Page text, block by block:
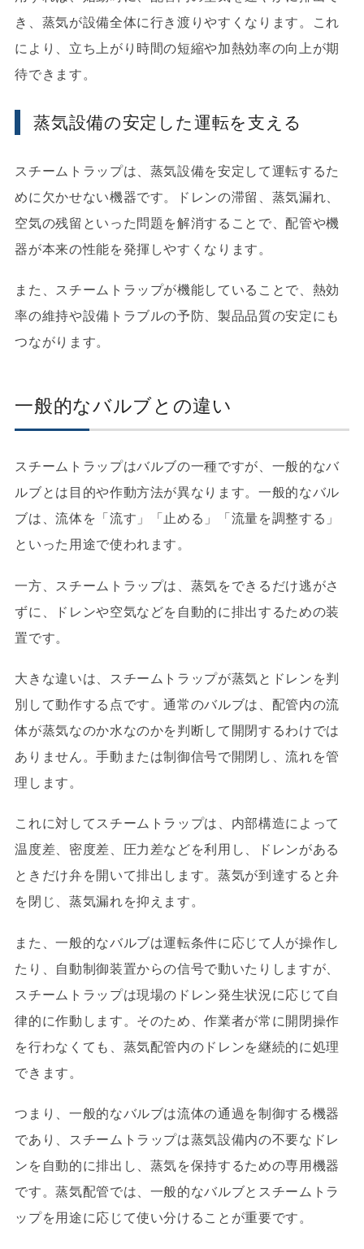
き、蒸気が設備全体に行き渡りやすくなります。これ
により、立ち上がり時間の短縮や加熱効率の向上が期
待できます。
蒸気設備の安定した運転を支える
スチームトラップは、蒸気設備を安定して運転するた
めに欠かせない機器です。ドレンの滞留、蒸気漏れ、
空気の残留といった問題を解消することで、配管や機
器が本来の性能を発揮しやすくなります。
また、スチームトラップが機能していることで、熱効
率の維持や設備トラブルの予防、製品品質の安定にも
つながります。
一般的なバルブとの違い
スチームトラップはバルブの一種ですが、一般的なバ
ルブとは目的や作動方法が異なります。一般的なバル
ブは、流体を「流す」「止める」「流量を調整する」
といった用途で使われます。
一方、スチームトラップは、蒸気をできるだけ逃がさ
ずに、ドレンや空気などを自動的に排出するための装
置です。
大きな違いは、スチームトラップが蒸気とドレンを判
別して動作する点です。通常のバルブは、配管内の流
体が蒸気なのか水なのかを判断して開閉するわけでは
ありません。手動または制御信号で開閉し、流れを管
理します。
これに対してスチームトラップは、内部構造によって
温度差、密度差、圧力差などを利用し、ドレンがある
ときだけ弁を開いて排出します。蒸気が到達すると弁
を閉じ、蒸気漏れを抑えます。
また、一般的なバルブは運転条件に応じて人が操作し
たり、自動制御装置からの信号で動いたりしますが、
スチームトラップは現場のドレン発生状況に応じて自
律的に作動します。そのため、作業者が常に開閉操作
を行わなくても、蒸気配管内のドレンを継続的に処理
できます。
つまり、一般的なバルブは流体の通過を制御する機器
であり、スチームトラップは蒸気設備内の不要なドレ
ンを自動的に排出し、蒸気を保持するための専用機器
です。蒸気配管では、一般的なバルブとスチームトラ
ップを用途に応じて使い分けることが重要です。